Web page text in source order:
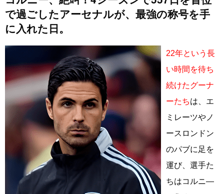
で過ごしたアーセナルが、最強の称号を手
に入れた日。
22年という長
い時間を待ち
続けたグーナ
ーたちは、エ
ミレーツやノ
ースロンドン
のパブに足を
運び、選手た
ちはコルニ―